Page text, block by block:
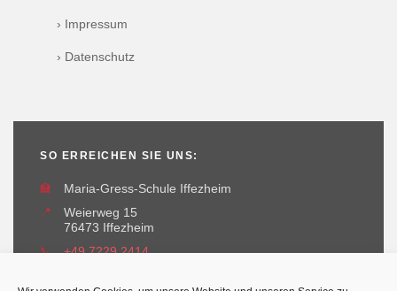
› Impressum
› Datenschutz
SO ERREICHEN SIE UNS:
🏫
Maria-Gress-Schule Iffezheim
📍
Weierweg 15
76473 Iffezheim
📞
+49 7229 2414